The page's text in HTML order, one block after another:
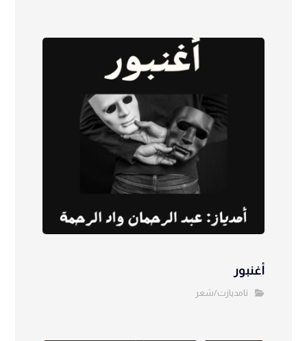
أغنبور
تامديازت/شعر